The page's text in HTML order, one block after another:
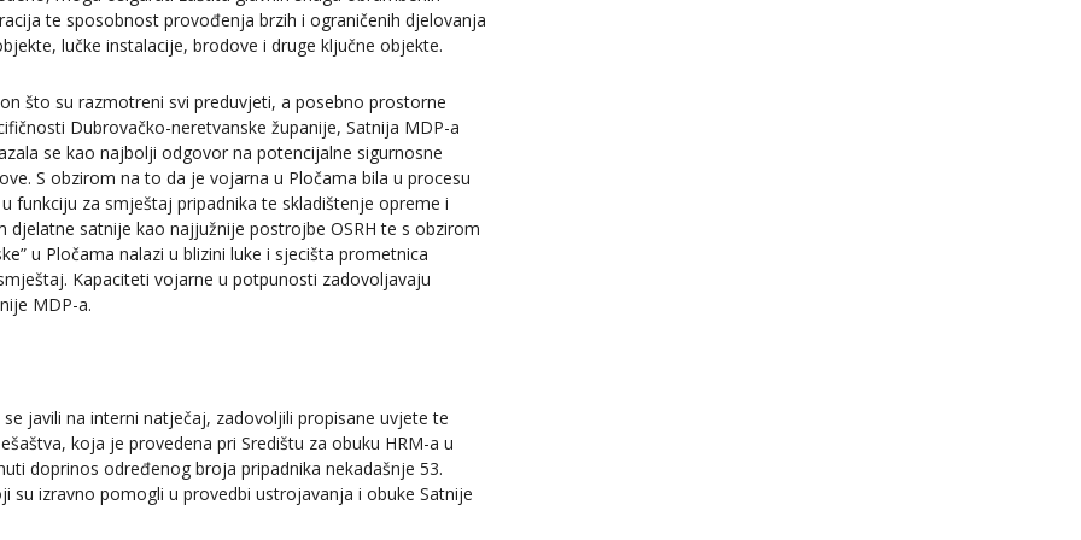
te sposobnost provođenja brzih i ograničenih djelovanja
lučke instalacije, brodove i druge ključne objekte.
što su razmotreni svi preduvjeti, a posebno prostorne
Dubrovačko-neretvanske županije, Satnija MDP-a
se kao najbolji odgovor na potencijalne sigurnosne
S obzirom na to da je vojarna u Pločama bila u procesu
funkciju za smještaj pripadnika te skladištenje opreme i
djelatne satnije kao najjužnije postrojbe OSRH te s obzirom
u Pločama nalazi u blizini luke i sjecišta prometnica
Kapaciteti vojarne u potpunosti zadovoljavaju
MDP-a.
javili na interni natječaj, zadovoljili propisane uvjete te
koja je provedena pri Središtu za obuku HRM-a u
doprinos određenog broja pripadnika nekadašnje 53.
su izravno pomogli u provedbi ustrojavanja i obuke Satnije